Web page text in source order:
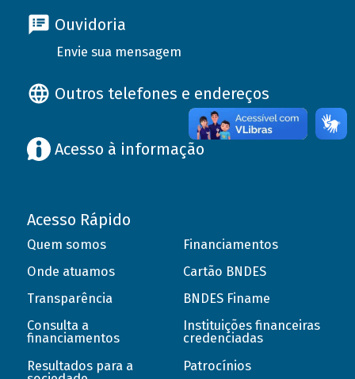
Ouvidoria
Envie sua mensagem
Outros telefones e endereços
Acesso à informação
Acesso Rápido
Quem somos
Onde atuamos
Transparência
Consulta a
financiamentos
Resultados para a
Financiamentos
Cartão BNDES
BNDES Finame
Instituições financeiras
credenciadas
Patrocínios